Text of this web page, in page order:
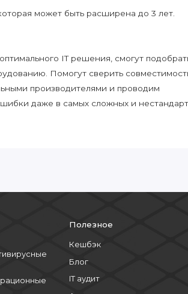
может быть расширена до 3 лет.
IT решения, смогут
Помогут сверить
производителями и проводим
даже в самых сложных и
Полезное
Кешбэк
Блог
IT аудит